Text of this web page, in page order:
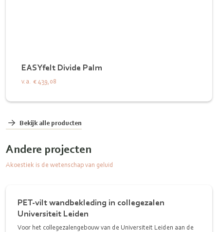
EASYfelt Divide Palm
v.a. € 439,08
Bekijk alle producten
Andere projecten
Akoestiek is de wetenschap van geluid
PET-vilt wandbekleding in collegezalen
Universiteit Leiden
Voor het collegezalengebouw van de Universiteit Leiden aan de